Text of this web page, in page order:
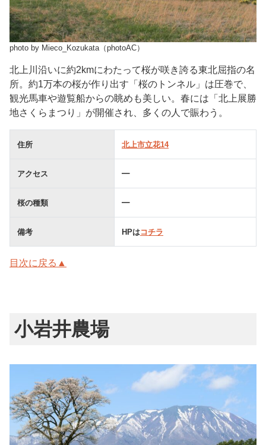
photo by Mieco_Kozukata（photoAC）
北上川沿いに約2kmにわたって桜が咲き誇る東北屈指の名
所。約1万本の桜が作り出す「桜のトンネル」は圧巻で、
観光馬車や遊覧船からの眺めも美しい。春には「北上展勝
地さくらまつり」が開催され、多くの人で賑わう。
住所 北上市立花14
アクセス ━
桜の種類 ━
備考 HPはコチラ
目次に戻る▲
小岩井農場